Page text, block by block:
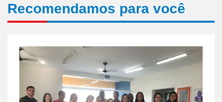
Recomendamos para você